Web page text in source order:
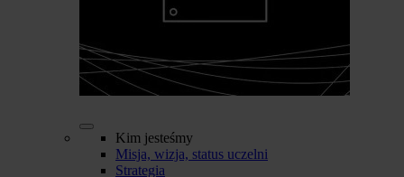
Kim jesteśmy
Misja, wizja, status uczelni
Strategia